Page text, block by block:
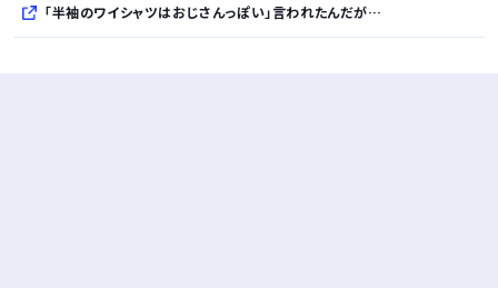
「半袖のワイシャツはおじさんっぽい」言われたんだが…